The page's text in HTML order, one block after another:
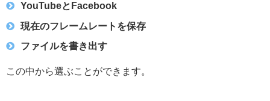
YouTubeとFacebook
現在のフレームレートを保存
ファイルを書き出す
この中から選ぶことができます。